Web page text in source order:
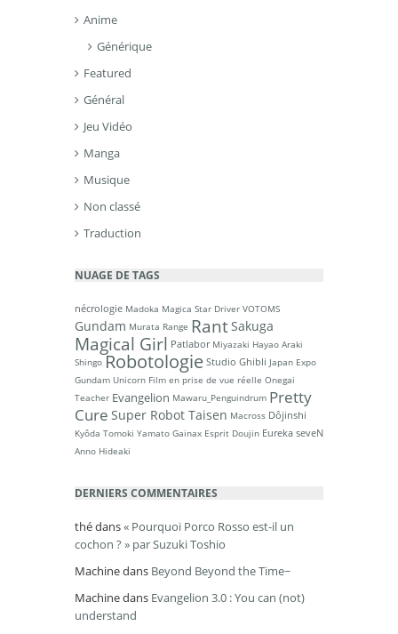
Anime
Générique
Featured
Général
Jeu Vidéo
Manga
Musique
Non classé
Traduction
NUAGE DE TAGS
nécrologie Madoka Magica Star Driver VOTOMS
Gundam Murata Range RantSakuga
Magical Girl Patlabor Miyazaki Hayao Araki
Shingo Robotologie Studio Ghibli Japan Expo
Gundam Unicorn Film en prise de vue réelle Onegai
Teacher Evangelion Mawaru_Penguindrum Pretty
Cure Super Robot Taisen Macross Dôjinshi
Kyôda Tomoki Yamato Gainax Esprit Doujin Eureka seveN
Anno Hideaki
DERNIERS COMMENTAIRES
thédans« Pourquoi Porco Rosso est-il un
cochon ? » par Suzuki Toshio
Machinedans Beyond Beyond the Time~
Machinedans Evangelion 3.0 : You can (not)
understand